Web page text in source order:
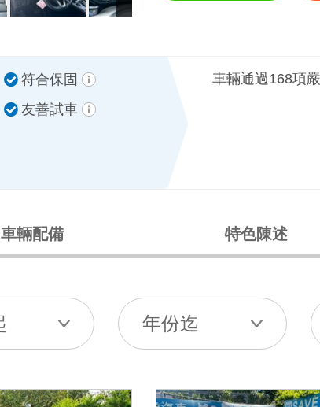
符合保固
友善試車
車輛通過168項
車輛配備 特色陳述